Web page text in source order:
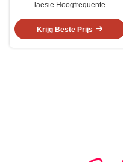
laesie Hoogfrequente
Monopolair Bipolair Tripolair
Krijg Beste Prijs